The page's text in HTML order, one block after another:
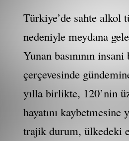
Türkiye’de sahte alkol
nedeniyle meydana
Yunan basınının
çerçevesinde
yılla birlikte, 120’nin
hayatını kaybetmesine
trajik durum, ülkedeki